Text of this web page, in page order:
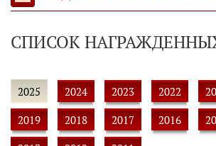
СПИСОК
2025 2024 2023 2022
2019
2018 2017 2016